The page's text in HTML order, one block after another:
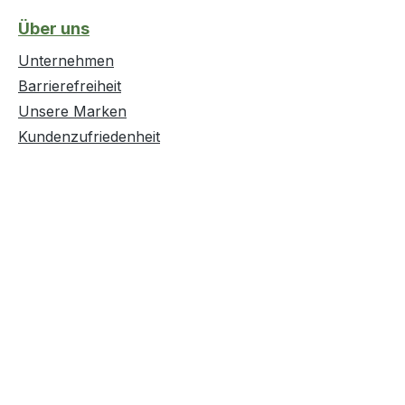
Über uns
Unternehmen
Barrierefreiheit
Unsere Marken
Kundenzufriedenheit